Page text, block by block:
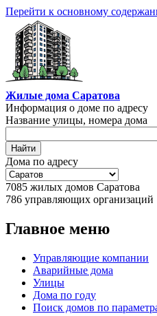
Перейти к основному
Жилые дома Саратова
Информация о доме по адресу
Название улицы, номера дома
Дома по адресу
7085 жилых домов Саратова
786 управляющих организаций
Главное меню
Управляющие компании
Аварийные дома
Улицы
Дома по году
Поиск домов по